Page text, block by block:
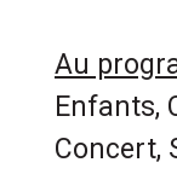
Au
Enfants,
Concert,